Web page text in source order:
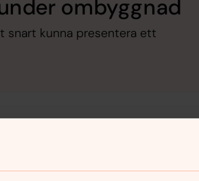
ombyggnad
snart kunna presentera ett
blir det friskvård. Även i
åhörare eller som aktiv.